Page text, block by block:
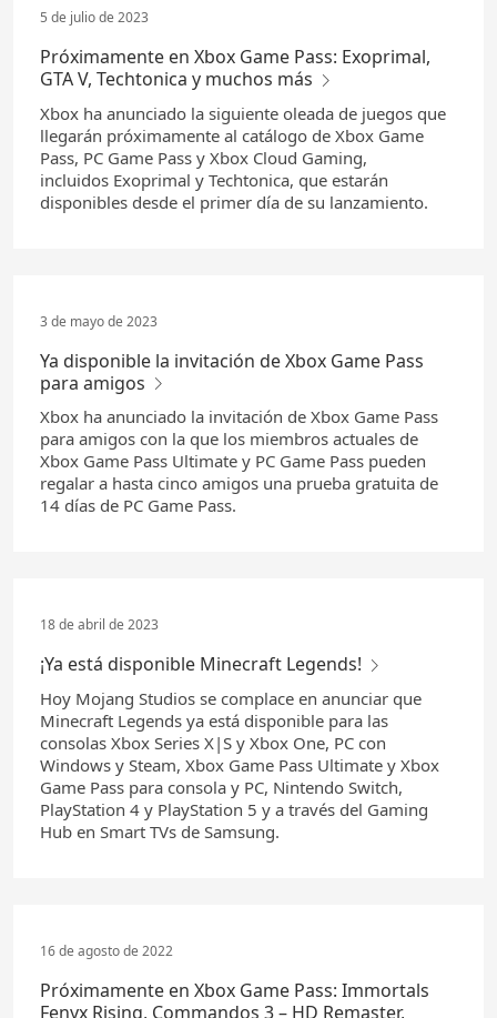
5 de julio de 2023
Próximamente en Xbox Game Pass: Exoprimal,
GTA V, Techtonica y muchos más
Xbox ha anunciado la siguiente oleada de juegos que
llegarán próximamente al catálogo de Xbox Game
Pass, PC Game Pass y Xbox Cloud Gaming,
incluidos Exoprimal y Techtonica, que estarán
disponibles desde el primer día de su lanzamiento.
3 de mayo de 2023
Ya disponible la invitación de Xbox Game Pass
para amigos
Xbox ha anunciado la invitación de Xbox Game Pass
para amigos con la que los miembros actuales de
Xbox Game Pass Ultimate y PC Game Pass pueden
regalar a hasta cinco amigos una prueba gratuita de
14 días de PC Game Pass.
18 de abril de 2023
¡Ya está disponible Minecraft Legends!
Hoy Mojang Studios se complace en anunciar que
Minecraft Legends ya está disponible para las
consolas Xbox Series X|S y Xbox One, PC con
Windows y Steam, Xbox Game Pass Ultimate y Xbox
Game Pass para consola y PC, Nintendo Switch,
PlayStation 4 y PlayStation 5 y a través del Gaming
Hub en Smart TVs de Samsung.
16 de agosto de 2022
Próximamente en Xbox Game Pass: Immortals
Fenyx Rising, Commandos 3 – HD Remaster,